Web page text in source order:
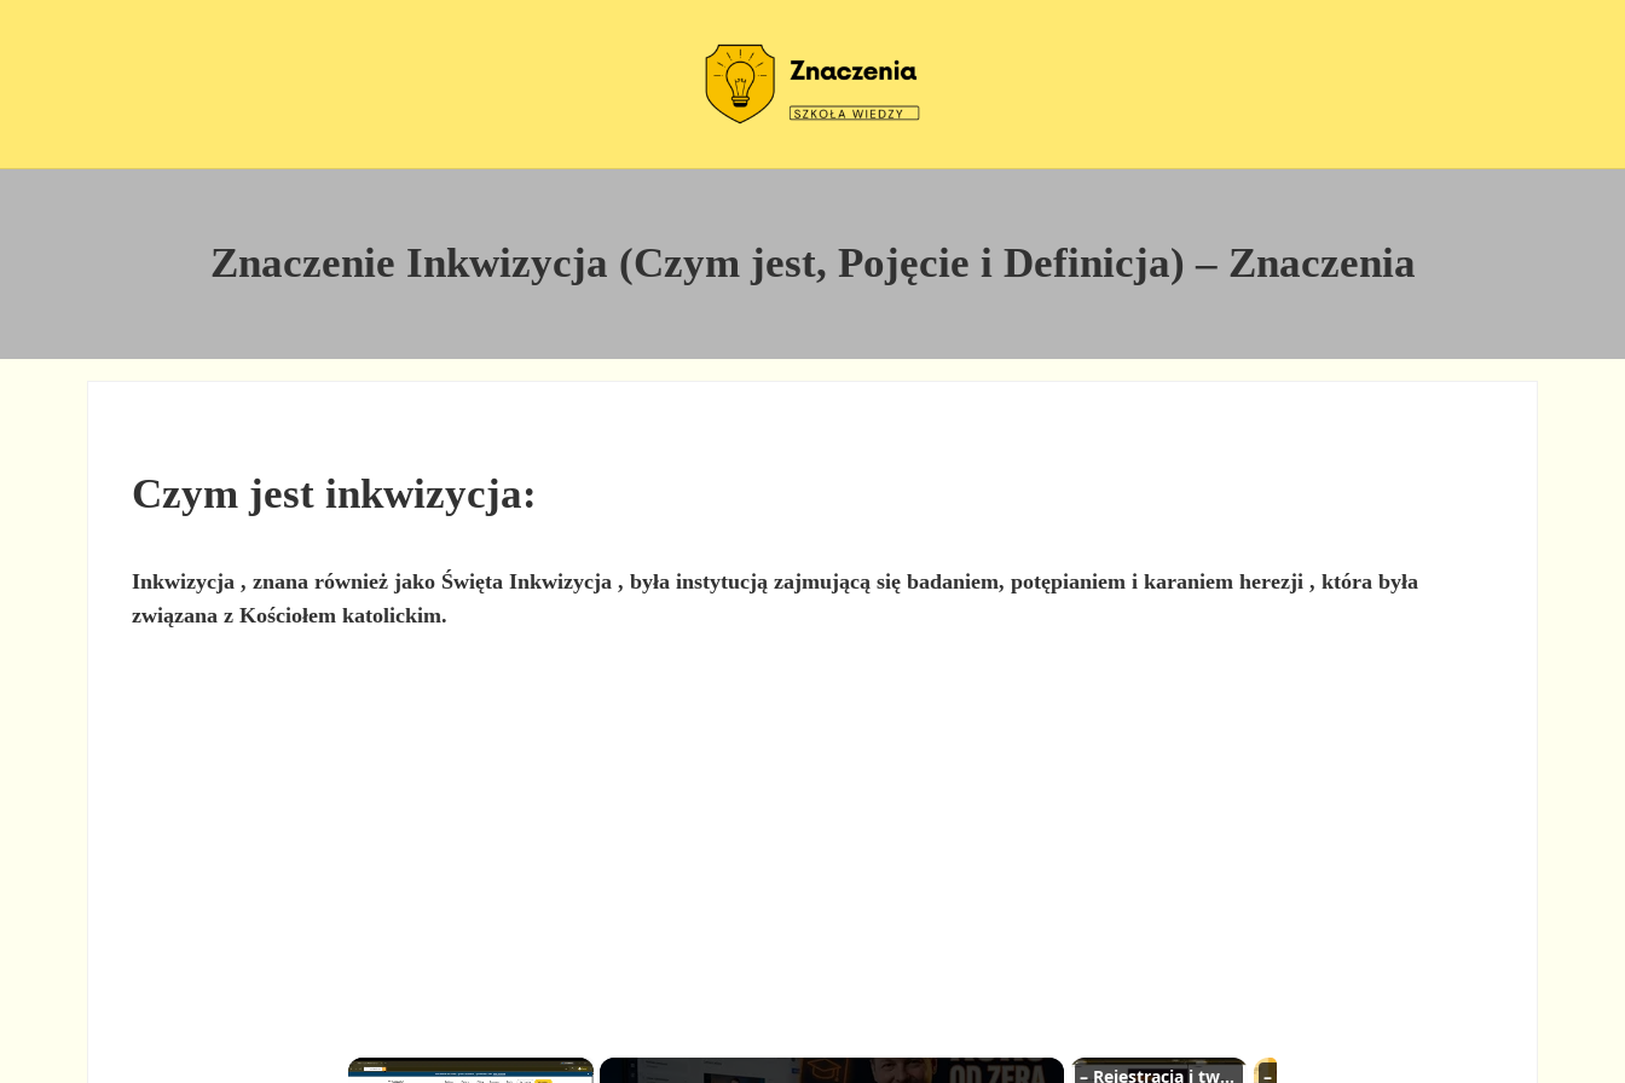
Znaczenie Inkwizycja (Czym jest, Pojęcie i Definicja) – Znaczenia
Czym jest inkwizycja:
Inkwizycja, znana również jako Święta Inkwizycja, byłainstytucją zajmującą się badaniem, potępianiem i karaniem herezji, która była
związana z Kościołem katolickim.
× – Rejestracja i tworzenie konta – Tworzenie kursu